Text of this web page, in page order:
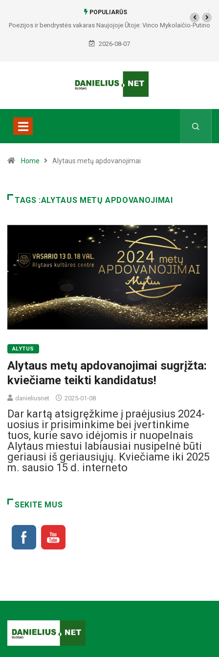
POPULIARŪS
Poezijos ir bendrystės vakaras Naujojoje Ūtoje: Vinco Mykolaičio-Putino
tėviškėje skambės eilės, dainos ir arbatos puodelių šiluma
2026-08-07
Home Alytaus metų apdovanojimai
TAGS :ALYTAUS METŲ APDOVANOJIMAI
ALYTUS
Alytaus metų apdovanojimai sugrįžta:
kviečiame teikti kandidatus!
danieliusnet 2025-01-08
Dar kartą atsigręžkime į praėjusius 2024-
uosius ir prisiminkime bei įvertinkime
tuos, kurie savo idėjomis ir nuopelnais
Alytaus miestui labiausiai nusipelnė būti
geriausi iš geriausiųjų. Kviečiame iki 2025
m. sausio 15 d. interneto
SEKITE MUS